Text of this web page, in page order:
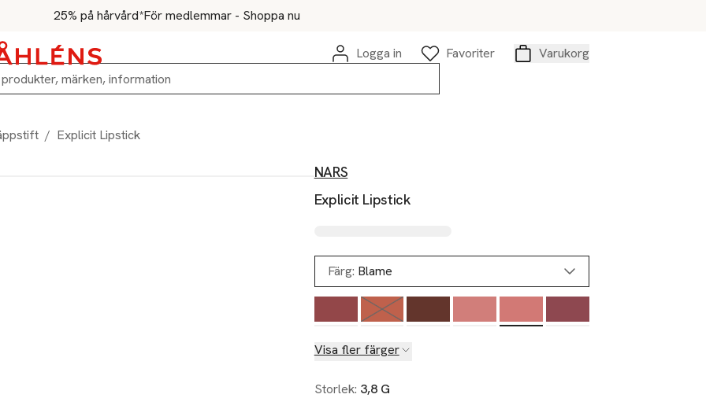
25% på hårvård*För medlemmar - Shoppa nu
Logga in
Favoriter
Varukorg
/ Explicit Lipstick
NARS
Explicit Lipstick
Färg: Blame
Visa fler färger
Storlek: 3,8 G